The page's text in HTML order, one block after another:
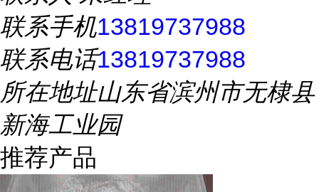
联系手机13819737988
联系电话13819737988
所在地址山东省滨州市无棣县
新海工业园
推荐产品